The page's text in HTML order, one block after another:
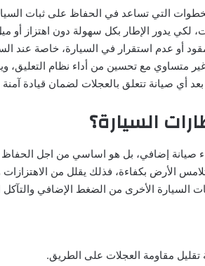
التي تساعد في الحفاظ على ثبات
لكي يدور الإطار بكل سهولة دون اهتزاز أو
أو عدم استقرار في السيارة، خاصة عند
متساوي مع تحسين من أداء نظام التعليق،
أي صيانة تتعلق بالعجلات لضمان قيادة
السيارة؟
إضافي، بل هو اساسي من اجل الحفاظ
الأرض بكفاءة، فذلك يقلل من
الأخرى من الضغط الإضافي والتآكل
تقليل مقاومة العجلات على الطريق.